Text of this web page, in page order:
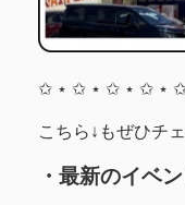
✩ ⋆ ✩ ⋆ ✩ ⋆ ✩ ⋆
こちら↓もぜひチ
・最新のイベ